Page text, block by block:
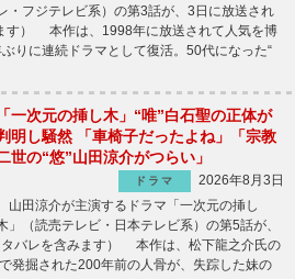
・フジテレビ系）の第3話が、3日に放送され
す） 本作は、1998年に放送されて人気を博
りに連続ドラマとして復活。50代になった“
「一次元の挿し木」“唯”白石聖の正体が
明し騒然 「車椅子だったよね」「宗教
世の“悠”山田涼介がつらい」
ドラマ
2026年8月3日
山田涼介が主演するドラマ「一次元の挿し
」（読売テレビ・日本テレビ系）の第5話が、
バレを含みます） 本作は、松下龍之介氏の
発掘された200年前の人骨が、失踪した妹の